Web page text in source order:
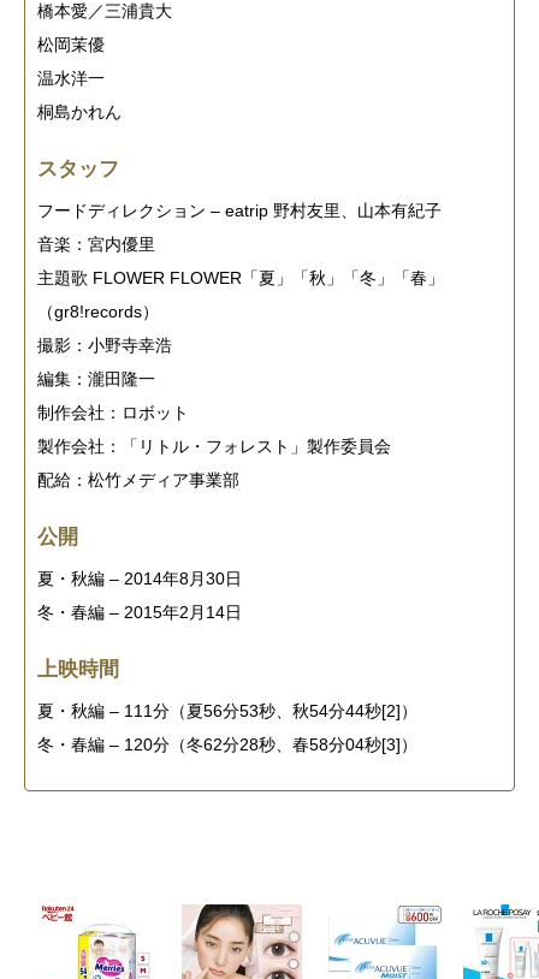
橋本愛／三浦貴大
松岡茉優
温水洋一
桐島かれん
スタッフ
フードディレクション – eatrip 野村友里、山本有紀子
音楽：宮内優里
主題歌 FLOWER FLOWER「夏」「秋」「冬」「春」
（gr8!records）
撮影：小野寺幸浩
編集：瀧田隆一
制作会社：ロボット
製作会社：「リトル・フォレスト」製作委員会
配給：松竹メディア事業部
公開
夏・秋編 – 2014年8月30日
冬・春編 – 2015年2月14日
上映時間
夏・秋編 – 111分（夏56分53秒、秋54分44秒[2]）
冬・春編 – 120分（冬62分28秒、春58分04秒[3]）